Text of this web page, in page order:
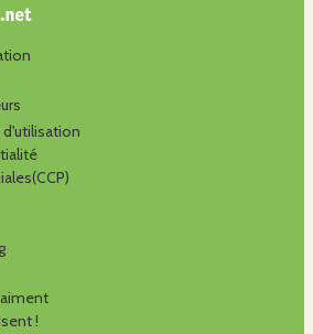
!